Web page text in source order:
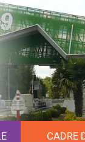
Contact
CADRE